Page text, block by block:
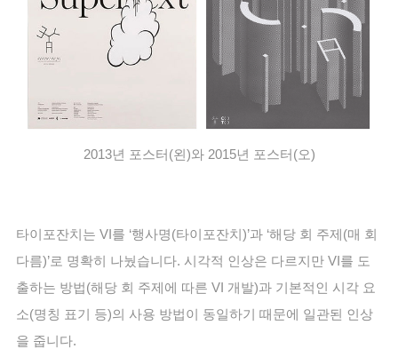
2013년 포스터(왼)와 2015년 포스터(오)
타이포잔치는 VI를 ‘행사명(타이포잔치)’과 ‘해당 회 주제(매 회
다름)’로 명확히 나눴습니다. 시각적 인상은 다르지만 VI를 도
출하는 방법(해당 회 주제에 따른 VI 개발)과 기본적인 시각 요
소(명칭 표기 등)의 사용 방법이 동일하기 때문에 일관된 인상
을 줍니다.